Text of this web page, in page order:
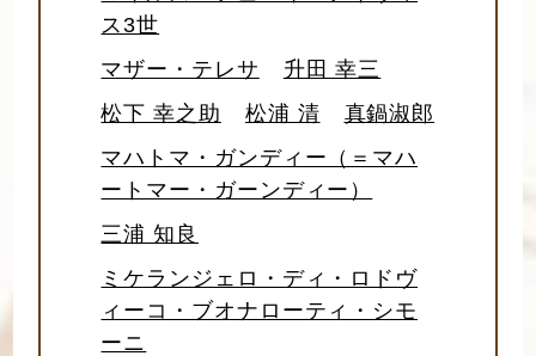
ス3世
マザー・テレサ
升田 幸三
松下 幸之助
松浦 清
真鍋淑郎
マハトマ・ガンディー（＝マハ
ートマー・ガーンディー）
三浦 知良
ミケランジェロ・ディ・ロドヴ
ィーコ・ブオナローティ・シモ
ーニ